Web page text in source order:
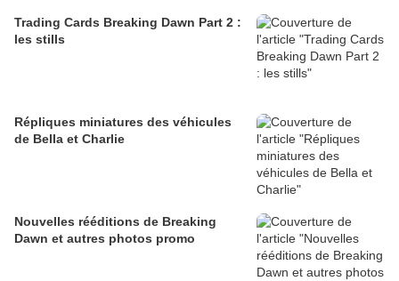
Trading Cards Breaking Dawn Part 2 :
les stills
Répliques miniatures des véhicules
de Bella et Charlie
Nouvelles rééditions de Breaking
Dawn et autres photos promo